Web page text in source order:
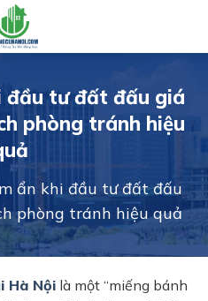
đầu tư đất đấu giá
phòng tránh hiệu
ẩn khi đầu tư đất đấu
phòng tránh hiệu quả
Hà Nội là một “miếng bánh